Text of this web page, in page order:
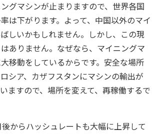
グマシンが止まりますので、世界各国
は下がります。よって、中国以外のマイ
しいかもしれません。しかし、この現
ありません。なぜなら、マイニングマ
移動をしているからです。安全な場所
シア、カザフスタンにマシンの輸出が
ますので、場所を変えて、再稼働するで
からハッシュレートも大幅に上昇して